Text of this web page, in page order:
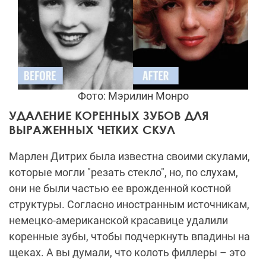
Фото: Мэрилин Монро
УДАЛЕНИЕ КОРЕННЫХ ЗУБОВ ДЛЯ
ВЫРАЖЕННЫХ ЧЕТКИХ СКУЛ
Марлен Дитрих была известна своими скулами,
которые могли "резать стекло", но, по слухам,
они не были частью ее врожденной костной
структуры. Согласно иностранным источникам,
немецко-американской красавице удалили
коренные зубы, чтобы подчеркнуть впадины на
щеках. А вы думали, что колоть филлеры – это